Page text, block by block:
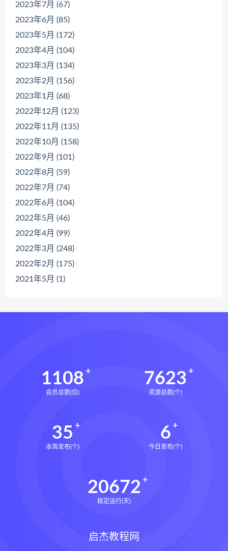
2023年7月 (67)
2023年6月 (85)
2023年5月 (172)
2023年4月 (104)
2023年3月 (134)
2023年2月 (156)
2023年1月 (68)
2022年12月 (123)
2022年11月 (135)
2022年10月 (158)
2022年9月 (101)
2022年8月 (59)
2022年7月 (74)
2022年6月 (104)
2022年5月 (46)
2022年4月 (99)
2022年3月 (248)
2022年2月 (175)
2021年5月 (1)
1108
会员总数(位)
7623
资源总数(个)
35
本周发布(个)
6
今日发布(个)
20672
稳定运行(天)
启杰教程网